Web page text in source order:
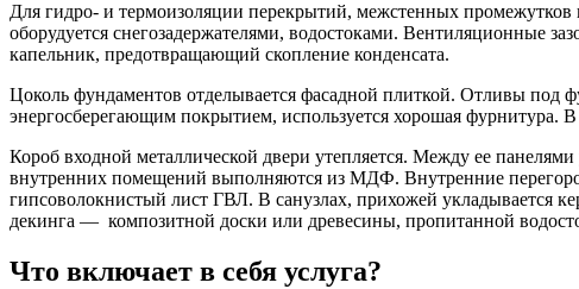
Для гидро- и термоизоляции перекрытий, межстенных
оборудуется снегозадержателями, водостоками. Вентиляционные
капельник, предотвращающий скопление конденсата.
Цоколь фундаментов отделывается фасадной плиткой. Отливы под
энергосберегающим покрытием, используется хорошая фурнитура.
Короб входной металлической двери утепляется. Между ее
внутренних помещений выполняются из МДФ. Внутренние
гипсоволокнистый лист ГВЛ. В санузлах, прихожей укладывается
декинга — композитной доски или древесины, пропитанной
Что включает в себя услуга?